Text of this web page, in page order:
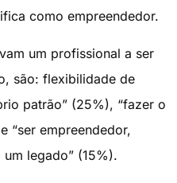
como empreendedor.
um profissional a ser
são: flexibilidade de
patrão” (25%), “fazer o
“ser empreendedor,
legado” (15%).